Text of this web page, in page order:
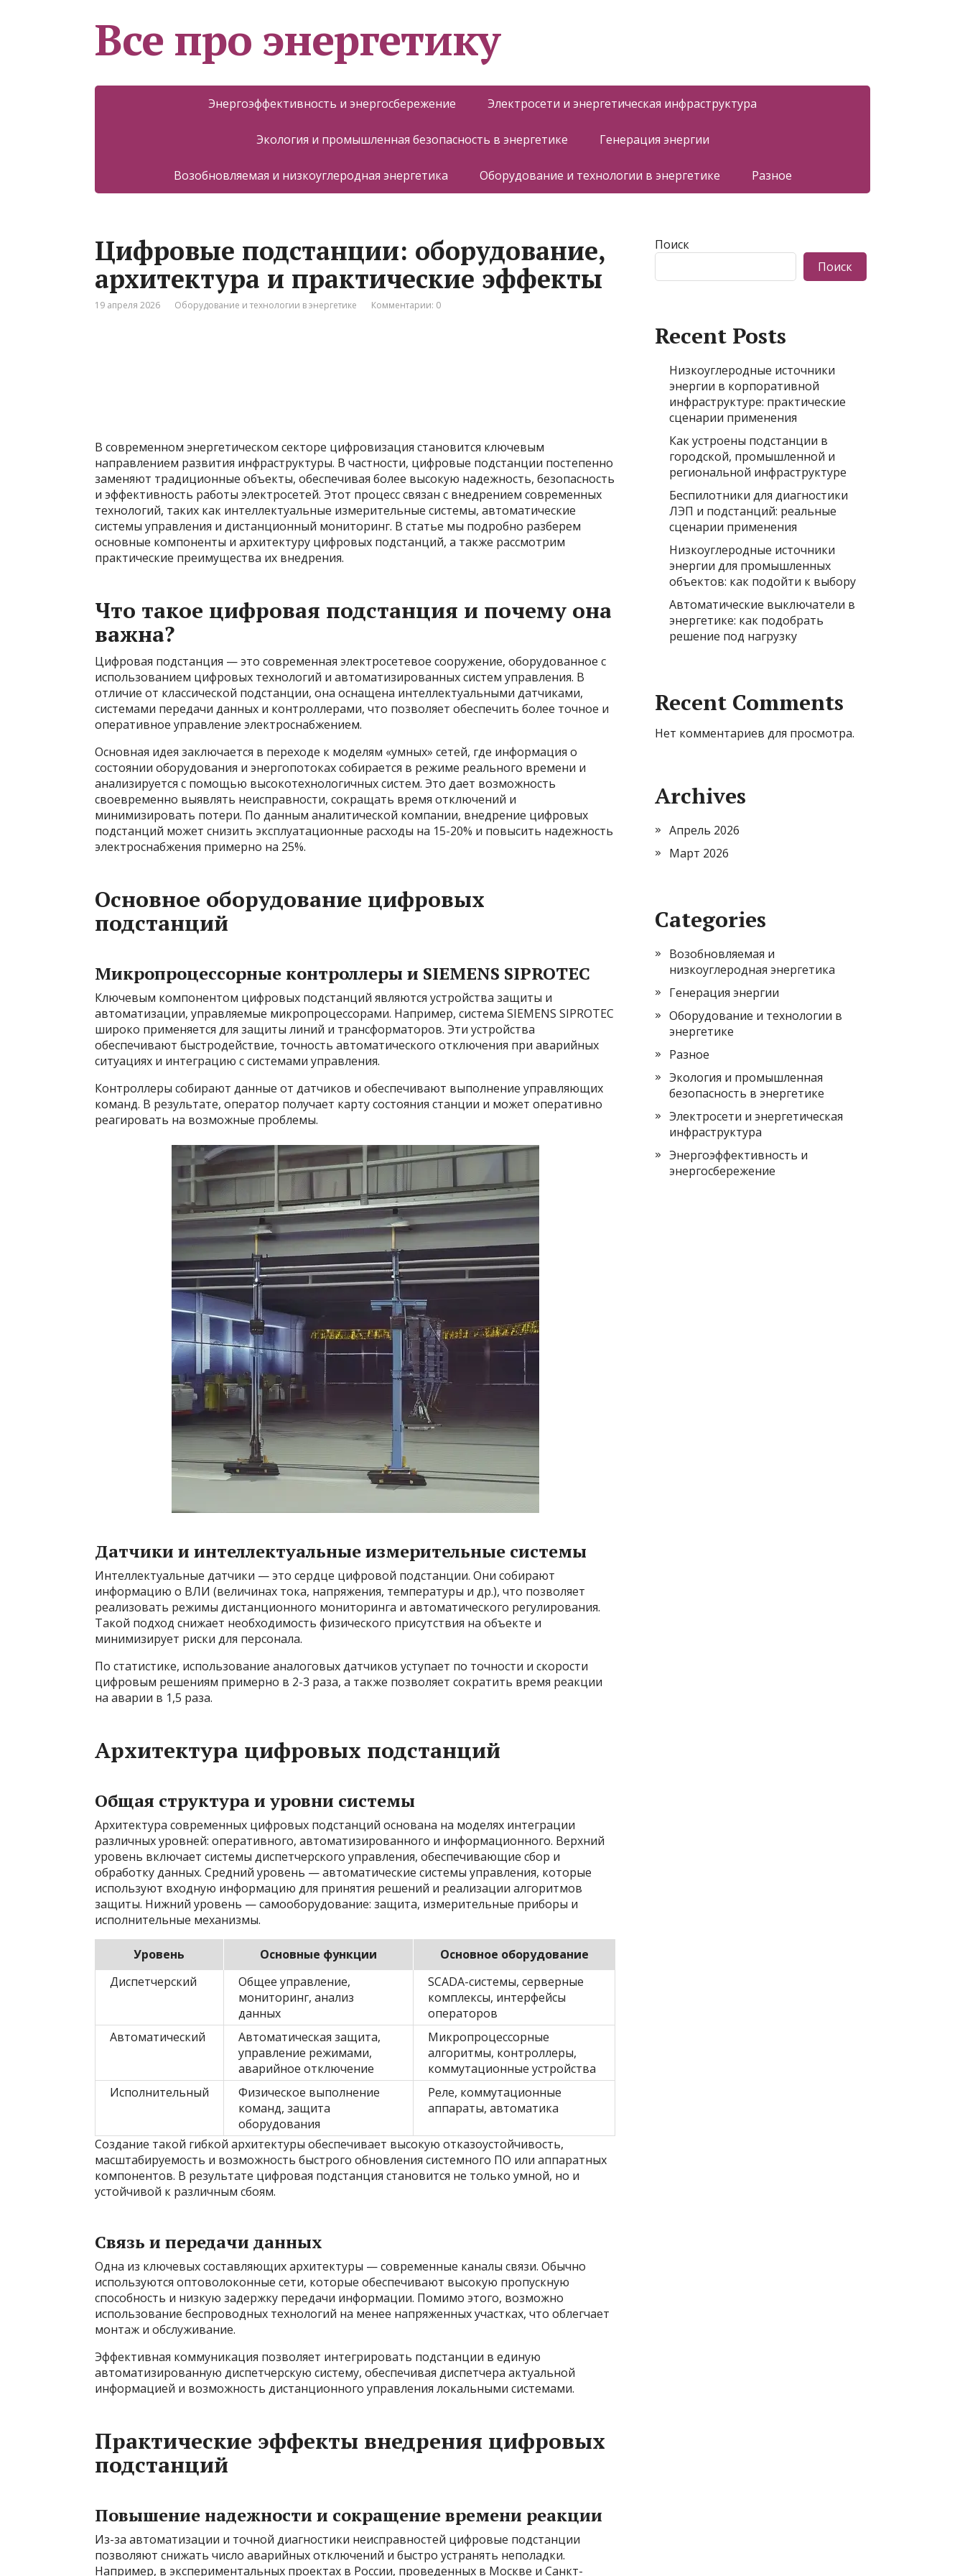
Все про энергетику
Энергоэффективность и энергосбережение Электросети и энергетическая инфраструктура
Экология и промышленная безопасность в энергетике Генерация энергии
Возобновляемая и низкоуглеродная энергетика Оборудование и технологии в энергетике Разное
Цифровые подстанции: оборудование,
архитектура и практические эффекты
19 апреля 2026 Оборудование и технологии в энергетике Комментарии: 0
В современном энергетическом секторе цифровизация становится ключевым
направлением развития инфраструктуры. В частности, цифровые подстанции постепенно
заменяют традиционные объекты, обеспечивая более высокую надежность, безопасность
и эффективность работы электросетей. Этот процесс связан с внедрением современных
технологий, таких как интеллектуальные измерительные системы, автоматические
системы управления и дистанционный мониторинг. В статье мы подробно разберем
основные компоненты и архитектуру цифровых подстанций, а также рассмотрим
практические преимущества их внедрения.
Что такое цифровая подстанция и почему она
важна?
Цифровая подстанция — это современная электросетевое сооружение, оборудованное с
использованием цифровых технологий и автоматизированных систем управления. В
отличие от классической подстанции, она оснащена интеллектуальными датчиками,
системами передачи данных и контроллерами, что позволяет обеспечить более точное и
оперативное управление электроснабжением.
Основная идея заключается в переходе к моделям «умных» сетей, где информация о
состоянии оборудования и энергопотоках собирается в режиме реального времени и
анализируется с помощью высокотехнологичных систем. Это дает возможность
своевременно выявлять неисправности, сокращать время отключений и
минимизировать потери. По данным аналитической компании, внедрение цифровых
подстанций может снизить эксплуатационные расходы на 15-20% и повысить надежность
электроснабжения примерно на 25%.
Основное оборудование цифровых
подстанций
Микропроцессорные контроллеры и SIEMENS SIPROTEC
Ключевым компонентом цифровых подстанций являются устройства защиты и
автоматизации, управляемые микропроцессорами. Например, система SIEMENS SIPROTEC
широко применяется для защиты линий и трансформаторов. Эти устройства
обеспечивают быстродействие, точность автоматического отключения при аварийных
ситуациях и интеграцию с системами управления.
Контроллеры собирают данные от датчиков и обеспечивают выполнение управляющих
команд. В результате, оператор получает карту состояния станции и может оперативно
реагировать на возможные проблемы.
Датчики и интеллектуальные измерительные системы
Интеллектуальные датчики — это сердце цифровой подстанции. Они собирают
информацию о ВЛИ (величинах тока, напряжения, температуры и др.), что позволяет
реализовать режимы дистанционного мониторинга и автоматического регулирования.
Такой подход снижает необходимость физического присутствия на объекте и
минимизирует риски для персонала.
По статистике, использование аналоговых датчиков уступает по точности и скорости
цифровым решениям примерно в 2-3 раза, а также позволяет сократить время реакции
на аварии в 1,5 раза.
Архитектура цифровых подстанций
Общая структура и уровни системы
Архитектура современных цифровых подстанций основана на моделях интеграции
различных уровней: оперативного, автоматизированного и информационного. Верхний
уровень включает системы диспетчерского управления, обеспечивающие сбор и
обработку данных. Средний уровень — автоматические системы управления, которые
используют входную информацию для принятия решений и реализации алгоритмов
защиты. Нижний уровень — самооборудование: защита, измерительные приборы и
исполнительные механизмы.
Уровень Основные функции
Основное оборудование
Диспетчерский
Общее управление,
мониторинг, анализ
данных
SCADA-системы, серверные
комплексы, интерфейсы
операторов
Автоматический
Автоматическая защита,
управление режимами,
аварийное отключение
Микропроцессорные
алгоритмы, контроллеры,
коммутационные устройства
Исполнительный
Физическое выполнение
команд, защита
оборудования
Реле, коммутационные
аппараты, автоматика
Создание такой гибкой архитектуры обеспечивает высокую отказоустойчивость,
масштабируемость и возможность быстрого обновления системного ПО или аппаратных
компонентов. В результате цифровая подстанция становится не только умной, но и
устойчивой к различным сбоям.
Связь и передачи данных
Одна из ключевых составляющих архитектуры — современные каналы связи. Обычно
используются оптоволоконные сети, которые обеспечивают высокую пропускную
способность и низкую задержку передачи информации. Помимо этого, возможно
использование беспроводных технологий на менее напряженных участках, что облегчает
монтаж и обслуживание.
Эффективная коммуникация позволяет интегрировать подстанции в единую
автоматизированную диспетчерскую систему, обеспечивая диспетчера актуальной
информацией и возможность дистанционного управления локальными системами.
Практические эффекты внедрения цифровых
подстанций
Повышение надежности и сокращение времени реакции
Из-за автоматизации и точной диагностики неисправностей цифровые подстанции
позволяют снижать число аварийных отключений и быстро устранять неполадки.
Например, в экспериментальных проектах в России, проведенных в Москве и Санкт-
Поиск
Поиск
Recent Posts
Низкоуглеродные источники
энергии в корпоративной
инфраструктуре: практические
сценарии применения
Как устроены подстанции в
городской, промышленной и
региональной инфраструктуре
Беспилотники для диагностики
ЛЭП и подстанций: реальные
сценарии применения
Низкоуглеродные источники
энергии для промышленных
объектов: как подойти к выбору
Автоматические выключатели в
энергетике: как подобрать
решение под нагрузку
Recent Comments
Нет комментариев для просмотра.
Archives
Апрель 2026
Март 2026
Categories
Возобновляемая и
низкоуглеродная энергетика
Генерация энергии
Оборудование и технологии в
энергетике
Разное
Экология и промышленная
безопасность в энергетике
Электросети и энергетическая
инфраструктура
Энергоэффективность и
энергосбережение